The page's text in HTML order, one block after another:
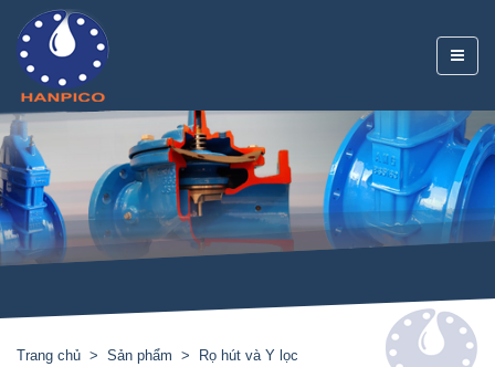
Trang chủ Sản phẩm Rọ hút và Y lọc